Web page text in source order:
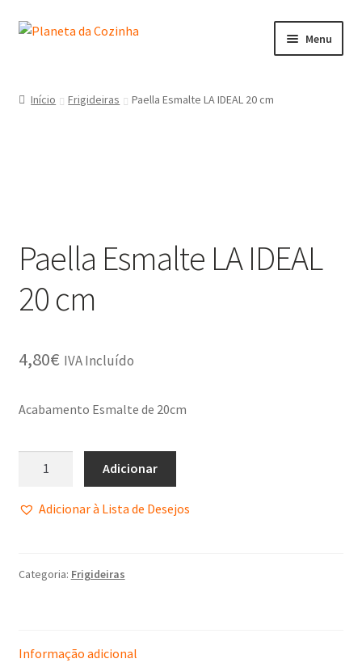
Menu
Lista de Desejos
Loja
Termos e Condições
Início Frigideiras Paella Esmalte LA IDEAL 20 cm
Paella Esmalte LA IDEAL
20 cm
4,80€ IVA Incluído
Acabamento Esmalte de 20cm
Adicionar
Adicionar à Lista de Desejos
Categoria: Frigideiras
Informação adicional